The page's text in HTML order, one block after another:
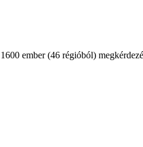
ember (46 régióból)